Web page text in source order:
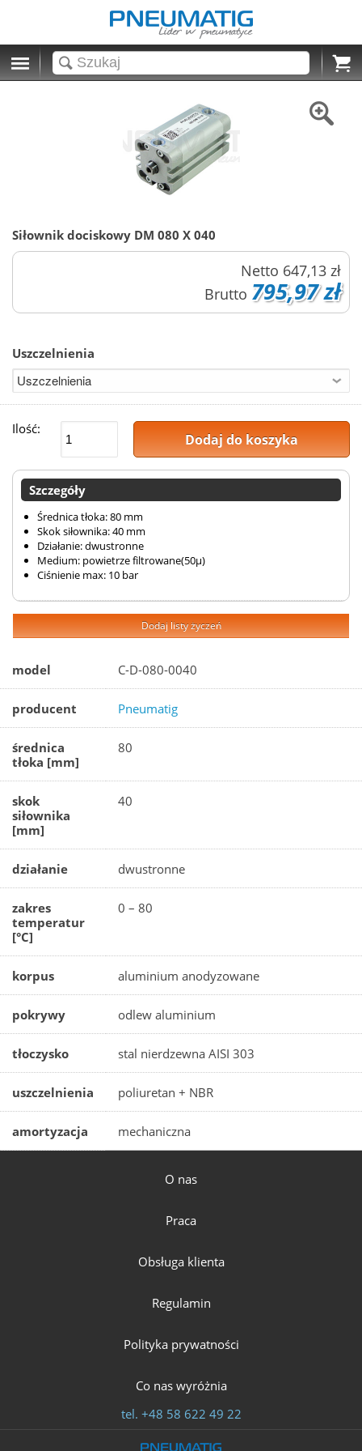
Cart
Siłownik dociskowy DM 080 X 040
Netto 647,13 zł
Brutto 795,97 zł
Uszczelnienia
Ilość:
Dodaj do koszyka
Szczegóły
Średnica tłoka: 80 mm
Skok siłownika: 40 mm
Działanie: dwustronne
Medium: powietrze filtrowane(50µ)
Ciśnienie max: 10 bar
Dodaj listy życzeń
model C-D-080-0040
producent Pneumatig
średnica
tłoka [mm]
80
skok
siłownika
[mm]
40
działanie dwustronne
zakres
temperatur
[°C]
0 – 80
korpus aluminium anodyzowane
pokrywy odlew aluminium
tłoczysko stal nierdzewna AISI 303
uszczelnienia poliuretan + NBR
amortyzacja mechaniczna
O nas
Praca
Obsługa klienta
Regulamin
Polityka prywatności
Co nas wyróżnia
tel. +48 58 622 49 22